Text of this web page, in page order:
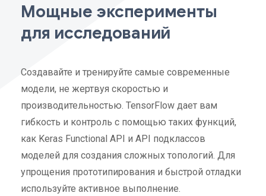
Мощные эксперименты
для исследований
Создавайте и тренируйте самые современные
модели, не жертвуя скоростью и
производительностью. TensorFlow дает вам
гибкость и контроль с помощью таких функций,
как Keras Functional API и API подклассов
моделей для создания сложных топологий. Для
упрощения прототипирования и быстрой отладки
используйте активное выполнение.